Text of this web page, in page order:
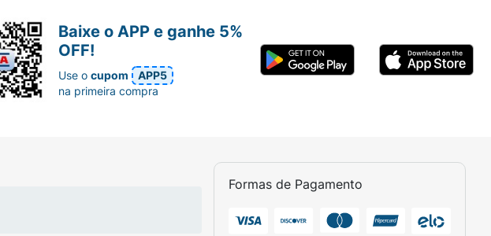
Formas de Pagamento
Baixe o APP e ganhe 5%
OFF!
Use ocupom
APP5
na primeira compra